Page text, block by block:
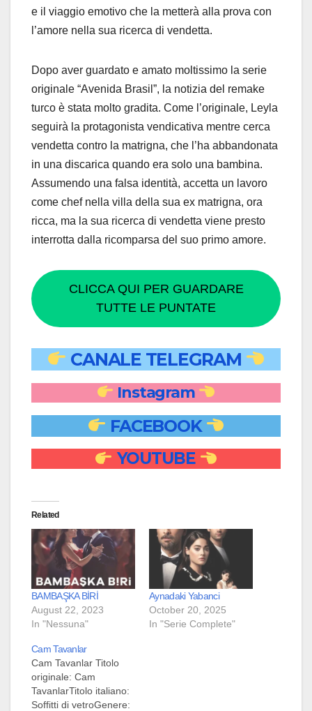
e il viaggio emotivo che la metterà alla prova con
l’amore nella sua ricerca di vendetta.
Dopo aver guardato e amato moltissimo la serie
originale “Avenida Brasil”, la notizia del remake
turco è stata molto gradita. Come l’originale, Leyla
seguirà la protagonista vendicativa mentre cerca
vendetta contro la matrigna, che l’ha abbandonata
in una discarica quando era solo una bambina.
Assumendo una falsa identità, accetta un lavoro
come chef nella villa della sua ex matrigna, ora
ricca, ma la sua ricerca di vendetta viene presto
interrotta dalla ricomparsa del suo primo amore.
CLICCA QUI PER GUARDARE
TUTTE LE PUNTATE
CANALE TELEGRAM
Instagram
FACEBOOK
YOUTUBE
Related
BAMBAŞKA BİRİ
August 22, 2023
In "Nessuna"
Aynadaki Yabanci
October 20, 2025
In "Serie Complete"
Cam Tavanlar
Cam Tavanlar Titolo
originale: Cam
TavanlarTitolo italiano:
Soffitti di vetroGenere: